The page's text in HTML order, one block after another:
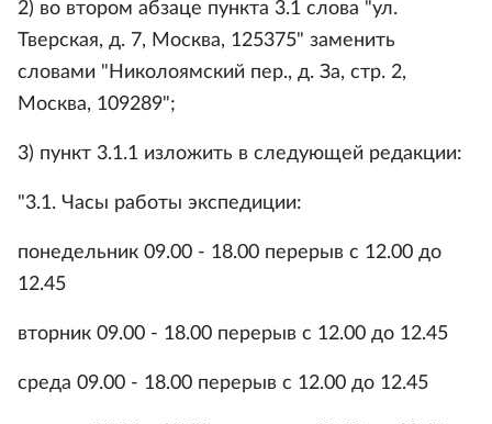
2) во втором абзаце пункта 3.1 слова "ул.
Тверская, д. 7, Москва, 125375" заменить
словами "Николоямский пер., д. За, стр. 2,
Москва, 109289";
3) пункт 3.1.1 изложить в следующей редакции:
"3.1. Часы работы экспедиции:
понедельник 09.00 - 18.00 перерыв с 12.00 до
12.45
вторник 09.00 - 18.00 перерыв с 12.00 до 12.45
среда 09.00 - 18.00 перерыв с 12.00 до 12.45